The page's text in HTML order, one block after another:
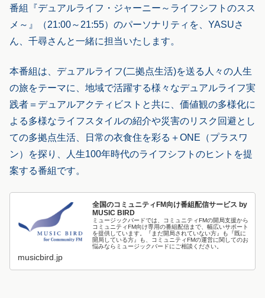
番組『デュアルライフ・ジャーニー～ライフシフトのスス
メ～』（21:00～21:55）のパーソナリティを、YASUさ
ん、千尋さんと一緒に担当いたします。
本番組は、デュアルライフ(二拠点生活)を送る人々の人生
の旅をテーマに、地域で活躍する様々なデュアルライフ実
践者＝デュアルアクティビストと共に、価値観の多様化に
よる多様なライフスタイルの紹介や災害のリスク回避とし
ての多拠点生活、日常の衣食住を彩る＋ONE（プラスワ
ン）を探り、人生100年時代のライフシフトのヒントを提
案する番組です。
全国のコミュニティFM向け番組配信サービス by
MUSIC BIRD
ミュージックバードでは、コミュニティFMの開局支援から
コミュニティFM向け専用の番組配信まで、幅広いサポート
を提供しています。『まだ開局されていない方』も『既に
開局している方』も、コミュニティFMの運営に関してのお
悩みならミュージックバードにご相談ください。
musicbird.jp